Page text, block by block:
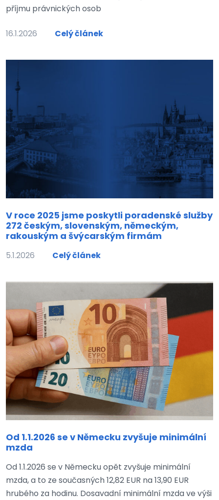
příjmu právnických osob
16.1.2026 Celý článek
V roce 2025 jsme poskytli poradenské služby
272 českým, slovenským, německým,
rakouským a švýcarským firmám
5.1.2026 Celý článek
Od 1.1.2026 se v Německu zvyšuje minimální
mzda
Od 1.1.2026 se v Německu opět zvyšuje minimální
mzda, a to ze současných 12,82 EUR na 13,90 EUR
hrubého za hodinu. Dosavadní minimální mzda ve výši